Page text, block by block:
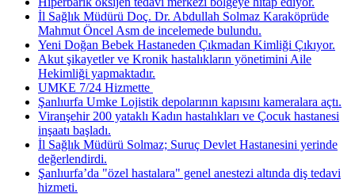
İl Sağlık Müdürü Doç. Dr. Abdullah Solmaz Karaköprüde
Mahmut Öncel Asm de incelemede bulundu.
Yeni Doğan Bebek Hastaneden Çıkmadan Kimliği Çıkıyor.
Akut şikayetler ve Kronik hastalıkların yönetimini Aile
Hekimliği yapmaktadır.
UMKE 7/24 Hizmette ​
Şanlıurfa Umke Lojistik depolarının kapısını kameralara açtı.
Viranşehir 200 yataklı Kadın hastalıkları ve Çocuk hastanesi
inşaatı başladı.
İl Sağlık Müdürü Solmaz; Suruç Devlet Hastanesini yerinde
değerlendirdi.
Şanlıurfa’da "özel hastalara" genel anestezi altında diş tedavi
hizmeti.